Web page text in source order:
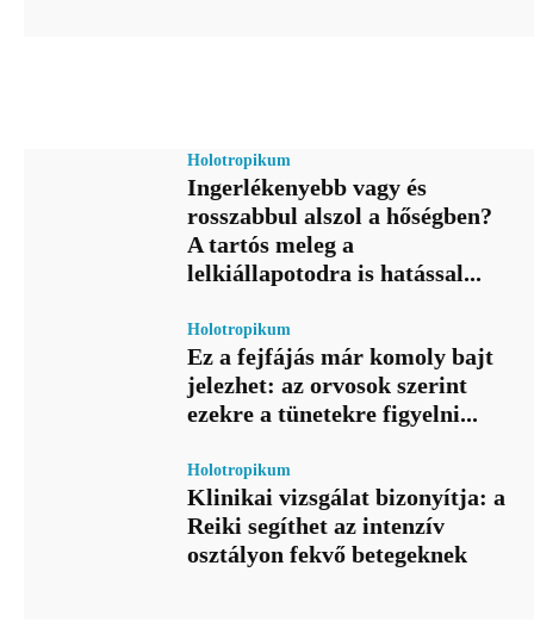
Holotropikum
Ingerlékenyebb vagy és
rosszabbul alszol a hőségben?
A tartós meleg a
lelkiállapotodra is hatással...
Holotropikum
Ez a fejfájás már komoly bajt
jelezhet: az orvosok szerint
ezekre a tünetekre figyelni...
Holotropikum
Klinikai vizsgálat bizonyítja: a
Reiki segíthet az intenzív
osztályon fekvő betegeknek